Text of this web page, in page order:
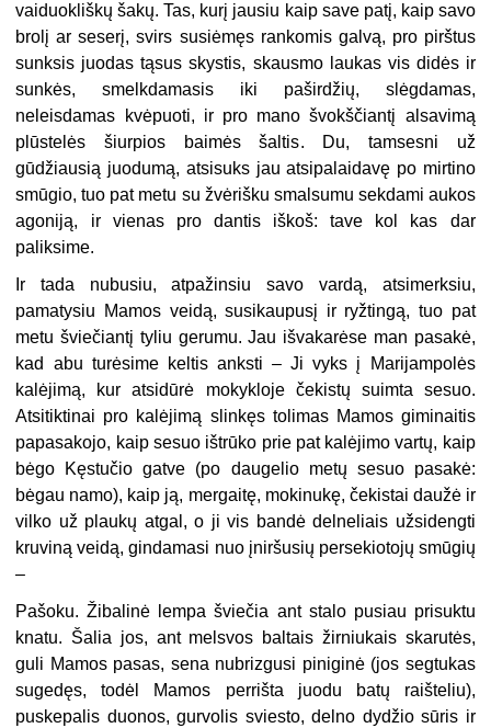
vaiduokliškų šakų. Tas, kurį jausiu kaip save patį, kaip savo
brolį ar seserį, svirs susiėmęs rankomis galvą, pro pirštus
sunksis juodas tąsus skystis, skausmo laukas vis didės ir
sunkės, smelkdamasis iki paširdžių, slėgdamas,
neleisdamas kvėpuoti, ir pro mano švokščiantį alsavimą
plūstelės šiurpios baimės šaltis. Du, tamsesni už
gūdžiausią juodumą, atsisuks jau atsipalaidavę po mirtino
smūgio, tuo pat metu su žvėrišku smalsumu sekdami aukos
agoniją, ir vienas pro dantis iškoš: tave kol kas dar
paliksime.
Ir tada nubusiu, atpažinsiu savo vardą, atsimerksiu,
pamatysiu Mamos veidą, susikaupusį ir ryžtingą, tuo pat
metu šviečiantį tyliu gerumu. Jau išvakarėse man pasakė,
kad abu turėsime keltis anksti – Ji vyks į Marijampolės
kalėjimą, kur atsidūrė mokykloje čekistų suimta sesuo.
Atsitiktinai pro kalėjimą slinkęs tolimas Mamos giminaitis
papasakojo, kaip sesuo ištrūko prie pat kalėjimo vartų, kaip
bėgo Kęstučio gatve (po daugelio metų sesuo pasakė:
bėgau namo), kaip ją, mergaitę, mokinukę, čekistai daužė ir
vilko už plaukų atgal, o ji vis bandė delneliais užsidengti
kruviną veidą, gindamasi nuo įniršusių persekiotojų smūgių
–
Pašoku. Žibalinė lempa šviečia ant stalo pusiau prisuktu
knatu. Šalia jos, ant melsvos baltais žirniukais skarutės,
guli Mamos pasas, sena nubrizgusi piniginė (jos segtukas
sugedęs, todėl Mamos perrišta juodu batų raišteliu),
puskepalis duonos, gurvolis sviesto, delno dydžio sūris ir